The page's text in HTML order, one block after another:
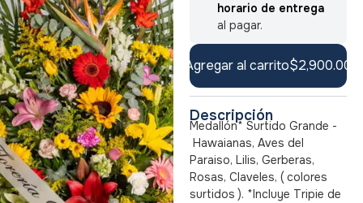
horario de entrega
al pagar.
Agregar al carrito$2,900.00
Descripción
Medallón* Surtido Grande -
Hawaianas, Aves del
Paraiso, Lilis, Gerberas,
Rosas, Claveles, ( colores
surtidos ). *Incluye Tripie de